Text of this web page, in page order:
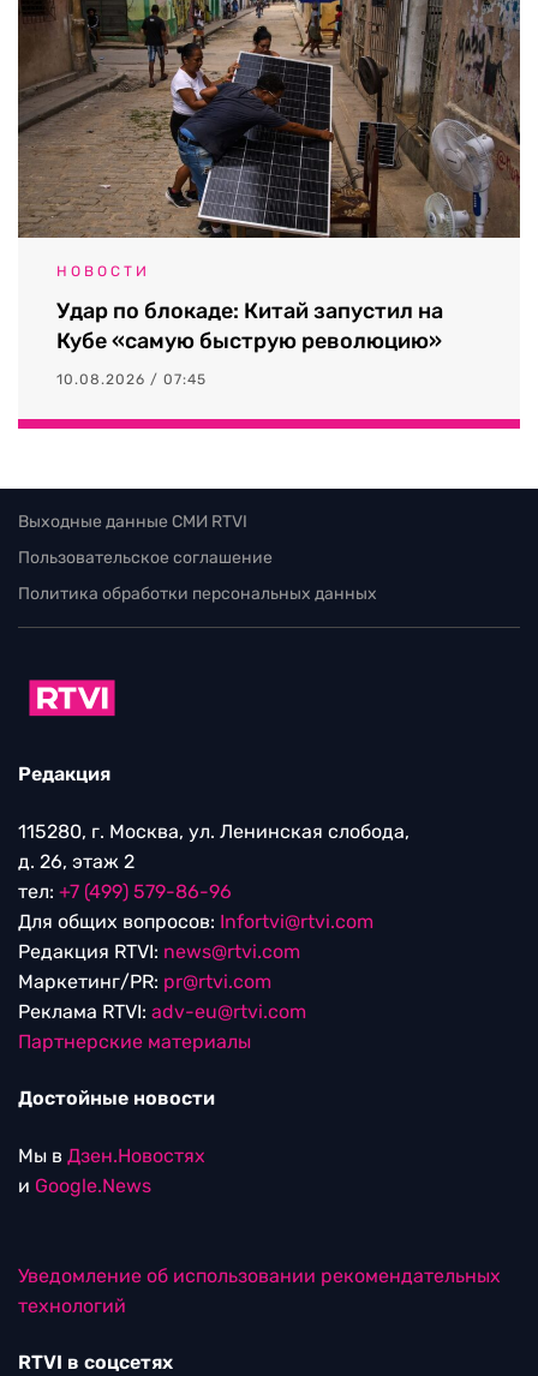
НОВОСТИ
Удар по блокаде: Китай запустил на
Кубе «самую быструю революцию»
10.08.2026 / 07:45
Выходные данные СМИ RTVI
Пользовательское соглашение
Политика обработки персональных данных
Редакция
115280, г. Москва, ул. Ленинская слобода,
д. 26, этаж 2
тел: +7 (499) 579-86-96
Для общих вопросов: Infortvi@rtvi.com
Редакция RTVI: news@rtvi.com
Маркетинг/PR: pr@rtvi.com
Реклама RTVI: adv-eu@rtvi.com
Партнерские материалы
Достойные новости
Мы в Дзен.Новостях
и Google.News
Уведомление об использовании рекомендательных
технологий
RTVI в соцсетях